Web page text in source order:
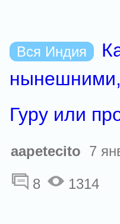
Вся Индия
Гуру или
aapetecito 7
8 1314